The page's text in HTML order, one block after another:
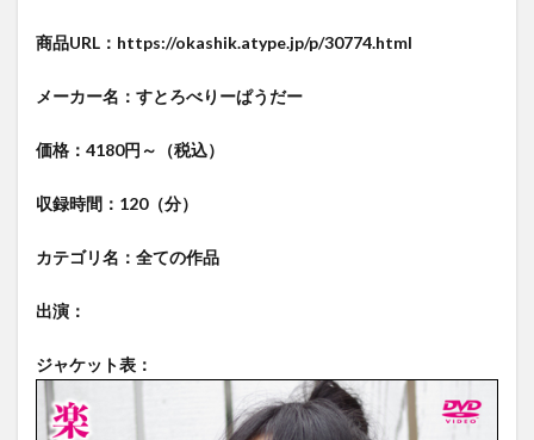
商品URL：https://okashik.atype.jp/p/30774.html
メーカー名：すとろべりーぱうだー
価格：4180円～（税込）
収録時間：120（分）
カテゴリ名：全ての作品
出演：
ジャケット表：